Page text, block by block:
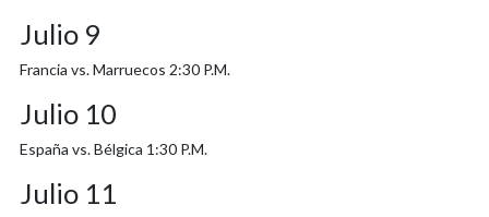
Julio 9
Francia vs. Marruecos 2:30 P.M.
Julio 10
España vs. Bélgica 1:30 P.M.
Julio 11